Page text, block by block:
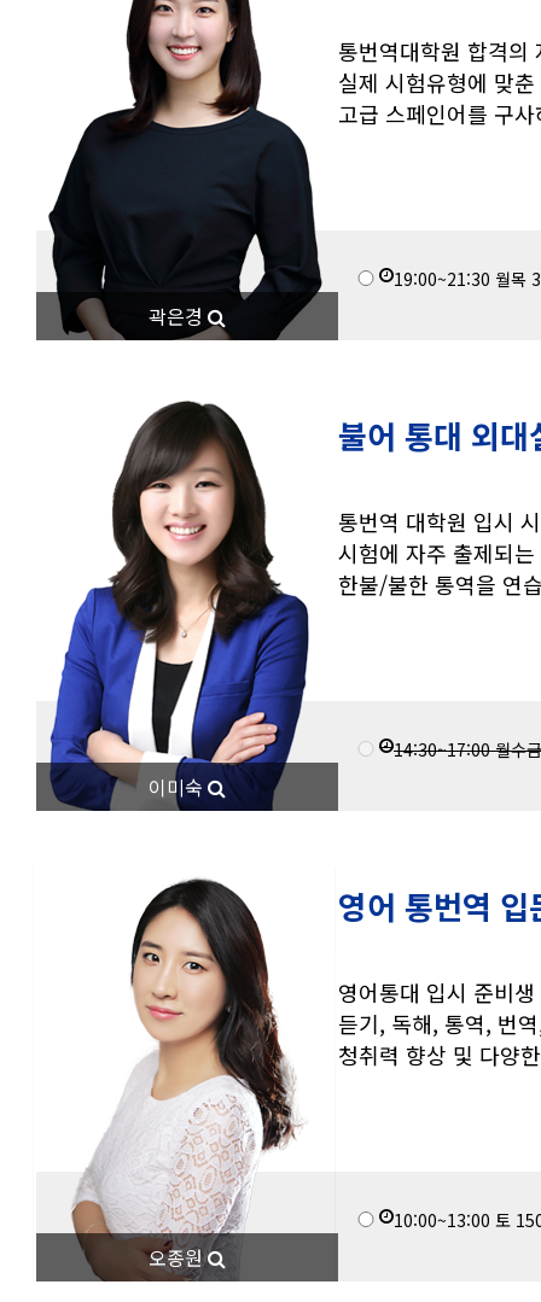
통번역대학원 합격의
실제 시험유형에 맞
고급 스페인어를 구
19:00~21:30 월목
곽은경
불어 통대 외
통번역 대학원 입시
시험에 자주 출제되
한불/불한 통역을 연
14:30~17:00 월수금
이미숙
영어 통번역 입
영어통대 입시 준비
듣기, 독해, 통역, 번
청취력 향상 및 다양
10:00~13:00 토
오종원